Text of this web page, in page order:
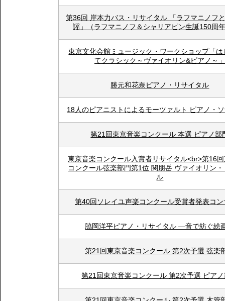
第36回 岸本力バス・リサイタル 「ラフマニノフ
謡」（ラフマニノフ＆シャリアピン生誕150周
東京文化会館ミュージック・ワークショップ「
てクラシック～ヴァイオリン&ピアノ～」
勝元和花奈ピアノ・リサイタル
18人のピアニストによるモーツァルト ピアノ・
第21回東京音楽コンクール 本選 ピアノ部
東京音楽コンクール入賞者リサイタル<br>第16
コンクール弦楽部門第1位 関朋岳 ヴァイオリン
ル
第40回ソレイユ声楽コンクール受賞者発表コ
脇岡洋平ピアノ・リサイタル ―音で紡ぐ絵
第21回東京音楽コンクール 第2次予選 弦楽
第21回東京音楽コンクール 第2次予選 ピア